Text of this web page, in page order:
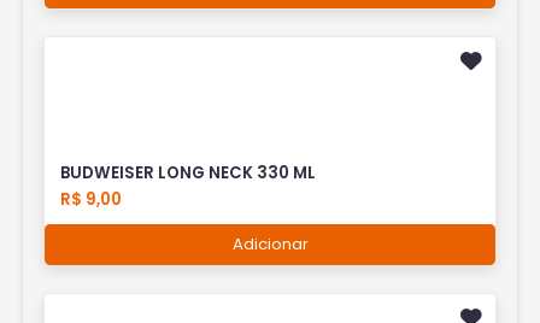
BUDWEISER LONG NECK 330 ML
R$ 9,00
Adicionar